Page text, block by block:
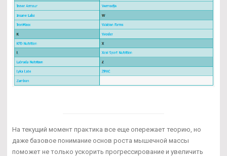
На текущий момент практика все еще опережает теорию, но
даже базовое понимание основ роста мышечной массы
поможет не только ускорить прогрессирование и увеличить